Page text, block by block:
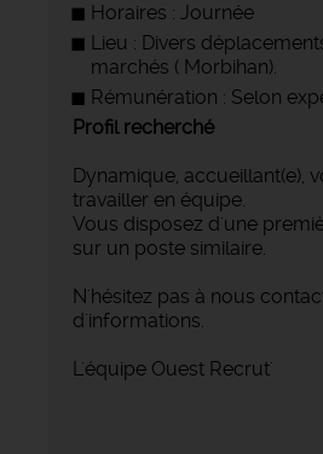
Horaires : Journée
Lieu : Divers
marchés ( Morbihan).
Rémunération : Selon
Profil recherché
Dynamique, accueillant(e),
travailler en équipe.
Vous disposez d'une
sur un poste similaire.
N'hésitez pas à nous
d'informations.
L'équipe Ouest Recrut'